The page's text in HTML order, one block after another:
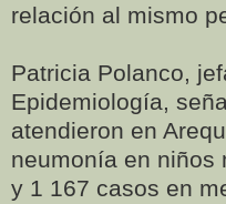
relación al mismo
Patricia Polanco,
Epidemiología,
atendieron en
neumonía en niños
y 1 167 casos en